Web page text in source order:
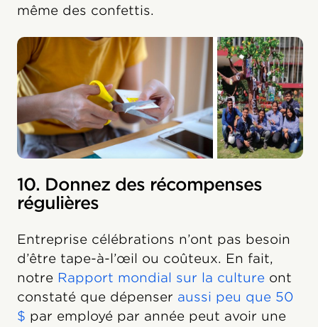
même des confettis.
10. Donnez des récompenses
régulières
Entreprise célébrations n’ont pas besoin
d’être tape-à-l’œil ou coûteux. En fait,
notre Rapport mondial sur la culture ont
constaté que dépenser aussi peu que 50
$ par employé par année peut avoir une